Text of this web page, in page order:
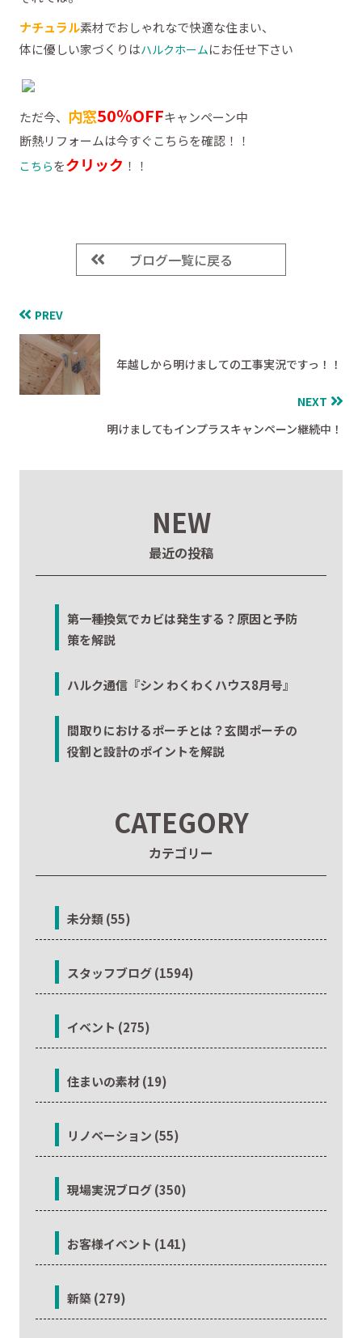
ナチュラル素材でおしゃれなで快適な住まい、
体に優しい家づくりはハルクホームにお任せ下さい
ただ今、 内窓50％OFFキャンペーン中
断熱リフォームは今すぐこちらを確認！！
こちらをクリック ！！
ブログ一覧に戻る
PREV
年越しから明けましての工事実況ですっ！！
NEXT
明けましてもインプラスキャンペーン継続中！
NEW
最近の投稿
第一種換気でカビは発生する？原因と予防
策を解説
ハルク通信『シン わくわくハウス8月号』
間取りにおけるポーチとは？玄関ポーチの
役割と設計のポイントを解説
CATEGORY
カテゴリー
未分類 (55)
スタッフブログ (1594)
イベント (275)
住まいの素材 (19)
リノベーション (55)
現場実況ブログ (350)
お客様イベント (141)
新築 (279)